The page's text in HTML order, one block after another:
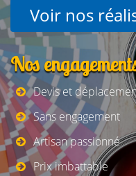
Voir nos
Nos
Devis et
Sans engagement
Artisan passionné
Prix imbattable